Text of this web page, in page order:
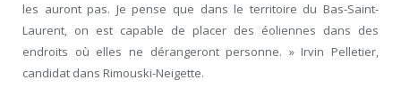
les auront pas. Je pense que dans le territoire du Bas-Saint-
Laurent, on est capable de placer des éoliennes dans des
endroits où elles ne dérangeront personne. » Irvin Pelletier,
candidat dans Rimouski-Neigette.